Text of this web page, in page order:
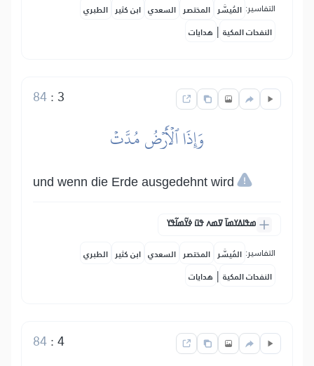
التفاسير: المُيسَّر المختصر السعدي ابن كثير الطبري
النفحات المكية | هدايات
3
:
84
وَإِذَا ٱلۡأَرۡضُ مُدَّتۡ
und wenn die Erde ausgedehnt wird
ߘߟߊߡߌߘߊ߫ ߜߘߍ ߟߎ߫ ߦߌ߬ߘߊ߬ߟߌ
التفاسير: المُيسَّر المختصر السعدي ابن كثير الطبري
النفحات المكية | هدايات
4
:
84